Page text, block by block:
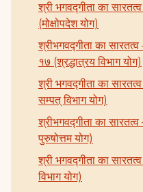
श्री भगवद्गीता का
(मोक्षोपदेश योग)
श्रीभगवद्गीता का
१७ (श्रद्धात्रय विभाग योग)
श्री भगवद्गीता का
सम्पत् विभाग योग)
श्रीभगवद्गीता का
पुरुषोत्तम योग)
श्री भगवद्गीता का
विभाग योग)